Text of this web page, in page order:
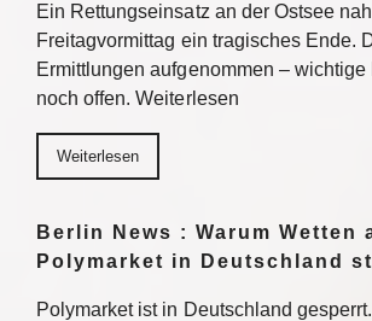
Ein Rettungseinsatz an der Ostsee
Freitagvormittag ein tragisches Ende.
Ermittlungen aufgenommen – wichtige
noch offen. Weiterlesen
Weiterlesen
Berlin News : Warum Wetten
Polymarket in Deutschland
Polymarket ist in Deutschland